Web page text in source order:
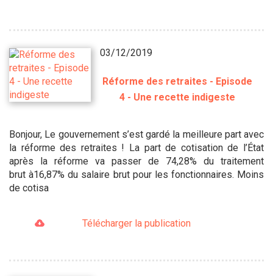
03/12/2019
Réforme des retraites - Episode
4 - Une recette indigeste
Bonjour, Le gouvernement s’est gardé la meilleure part avec
la réforme des retraites ! La part de cotisation de l’État
après la réforme va passer de 74,28% du traitement
brut à16,87% du salaire brut pour les fonctionnaires. Moins
de cotisa
Télécharger la publication